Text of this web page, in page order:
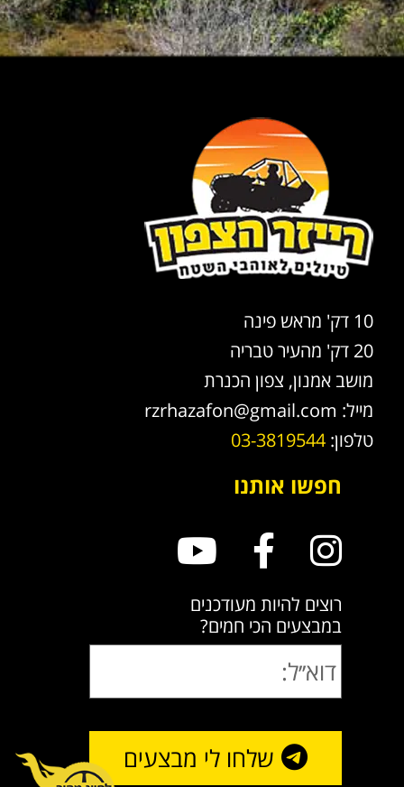
10 דק' מראש פינה
20 דק' מהעיר טבריה
מושב אמנון, צפון הכנרת
מייל: rzrhazafon@gmail.com
טלפון: 03-3819544
חפשו אותנו
רוצים להיות מעודכנים
במבצעים הכי חמים?
שלחו לי מבצעים